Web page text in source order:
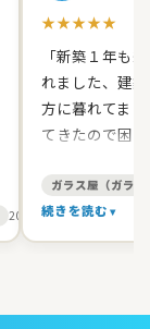
2026/05/27
★★★★★
「新築１年も
れました、建
方に暮れてま
てきたので困
た。 有償でし
て、バッチリ
す。 信頼出来
ました。開け
ガラス屋（ガラ
続きを読む